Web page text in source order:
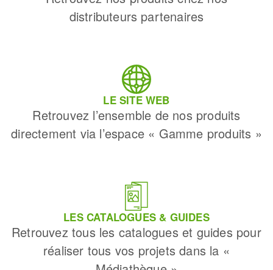
distributeurs partenaires
LE SITE WEB
Retrouvez l’ensemble de nos produits
directement via l’espace « Gamme produits »
LES CATALOGUES & GUIDES
Retrouvez tous les catalogues et guides pour
réaliser tous vos projets dans la «